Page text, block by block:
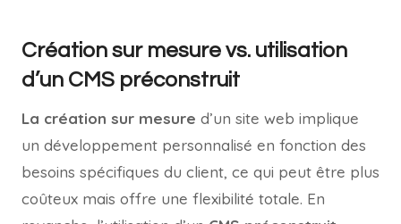
Création sur mesure vs. utilisation
d’un CMS préconstruit
La création sur mesure d’un site web implique
un développement personnalisé en fonction des
besoins spécifiques du client, ce qui peut être plus
coûteux mais offre une flexibilité totale. En